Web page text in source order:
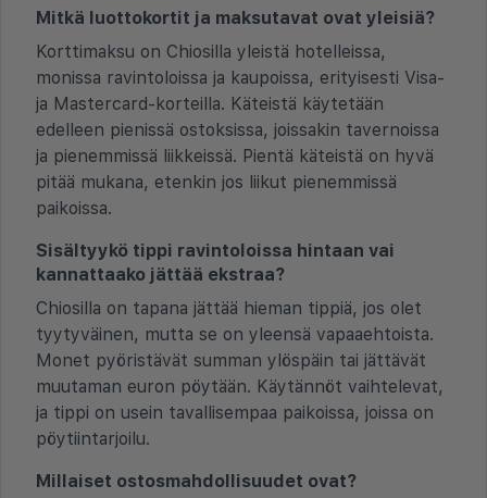
Mitkä luottokortit ja maksutavat ovat yleisiä?
Korttimaksu on Chiosilla yleistä hotelleissa,
monissa ravintoloissa ja kaupoissa, erityisesti Visa-
ja Mastercard-korteilla. Käteistä käytetään
edelleen pienissä ostoksissa, joissakin tavernoissa
ja pienemmissä liikkeissä. Pientä käteistä on hyvä
pitää mukana, etenkin jos liikut pienemmissä
paikoissa.
Sisältyykö tippi ravintoloissa hintaan vai
kannattaako jättää ekstraa?
Chiosilla on tapana jättää hieman tippiä, jos olet
tyytyväinen, mutta se on yleensä vapaaehtoista.
Monet pyöristävät summan ylöspäin tai jättävät
muutaman euron pöytään. Käytännöt vaihtelevat,
ja tippi on usein tavallisempaa paikoissa, joissa on
pöytiintarjoilu.
Millaiset ostosmahdollisuudet ovat?